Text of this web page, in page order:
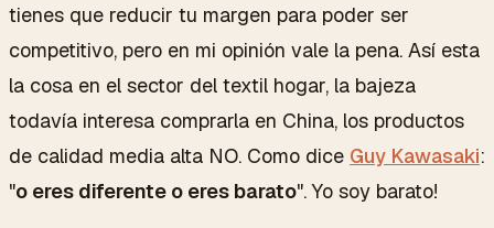
tienes que reducir tu margen para poder ser
competitivo, pero en mi opinión vale la pena. Así esta
la cosa en el sector del textil hogar, la bajeza
todavía interesa comprarla en China, los productos
de calidad media alta NO. Como dice Guy Kawasaki:
"o eres diferente o eres barato". Yo soy barato!